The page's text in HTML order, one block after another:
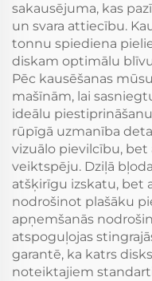
sakausējuma, kas
un svara attiecību.
tonnu spiediena
diskam optimālu
Pēc kausēšanas
mašīnām, lai
ideālu
rūpīgā uzmanība
vizuālo pievilcību,
veiktspēju. Dziļā
atšķirīgu izskatu, bet
nodrošinot plašāku
apņemšanās
atspoguļojas
garantē, ka katrs
noteiktajiem